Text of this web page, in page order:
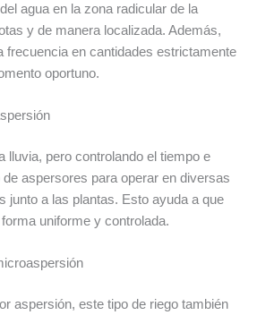
agua en la zona radicular de la
y de manera localizada. Además,
frecuencia en cantidades estrictamente
oportuno.
lluvia, pero controlando el tiempo e
aspersores para operar en diversas
junto a las plantas. Esto ayuda a que
uniforme y controlada.
aspersión, este tipo de riego también